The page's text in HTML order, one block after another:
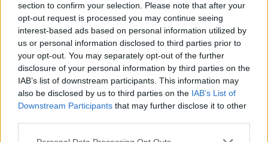
section to confirm your selection. Please note that after your
opt-out request is processed you may continue seeing
interest-based ads based on personal information utilized by
us or personal information disclosed to third parties prior to
your opt-out. You may separately opt-out of the further
disclosure of your personal information by third parties on the
IAB’s list of downstream participants. This information may
also be disclosed by us to third parties on the IAB’s List of
Downstream Participants that may further disclose it to other
00:00:30
Vaizdai iš tragiškos avarijos Vilniaus r.: dviejų moterų ir
vaiko gyvybių išgelbėti nepavyko
Žinios | Lietuvos diena
00:00:57
Savaitės vidurys nusimato karštas: temperatūra kils iki
32 laipsnių šilumos